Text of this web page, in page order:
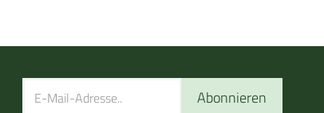
Abonnieren